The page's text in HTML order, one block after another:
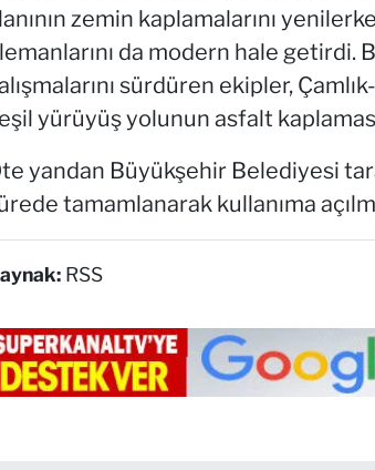
zemin kaplamalarını
da modern hale getirdi.
sürdüren ekipler,
yürüyüş yolunun asfalt
yandan Büyükşehir Belediyesi
tamamlanarak kullanıma
RSS